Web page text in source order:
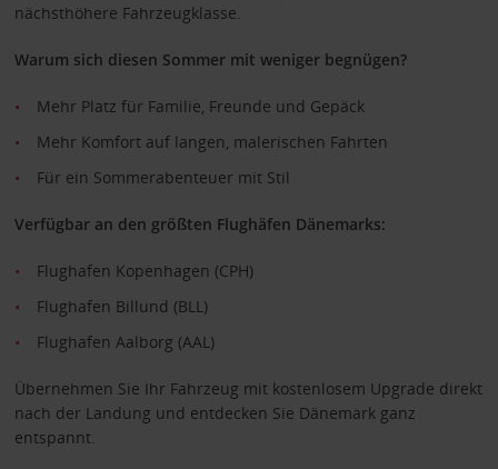
nächsthöhere Fahrzeugklasse.
Warum sich diesen Sommer mit weniger begnügen?
Mehr Platz für Familie, Freunde und Gepäck
Mehr Komfort auf langen, malerischen Fahrten
Für ein Sommerabenteuer mit Stil
Verfügbar an den größten Flughäfen Dänemarks:
Flughafen Kopenhagen (CPH)
Flughafen Billund (BLL)
Flughafen Aalborg (AAL)
Übernehmen Sie Ihr Fahrzeug mit kostenlosem Upgrade direkt
nach der Landung und entdecken Sie Dänemark ganz
entspannt.